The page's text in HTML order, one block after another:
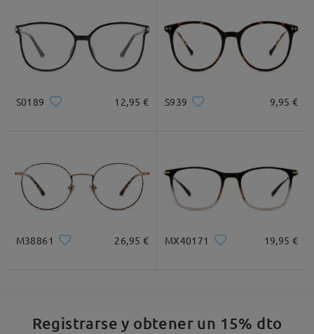
S0189 12,95 € S939 9,95 €
M38861 26,95 € MX40171 19,95 €
Registrarse y obtener un 15% dto